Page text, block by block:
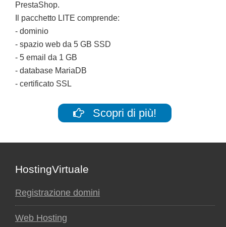
PrestaShop.
Il pacchetto LITE comprende:
- dominio
- spazio web da 5 GB SSD
- 5 email da 1 GB
- database MariaDB
- certificato SSL
Scopri di più!
Footer
HostingVirtuale
Registrazione domini
Web Hosting